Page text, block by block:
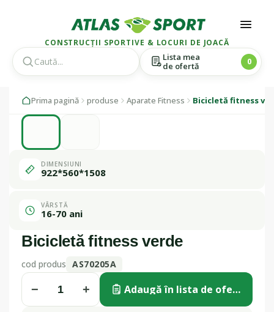
CONSTRUCȚII SPORTIVE & LOCURI DE JOACĂ
Lista mea
de ofertă
0
navigation
content
Prima pagină produse Aparate Fitness Bicicletă fitness
1 / 2
DIMENSIUNI
922*560*1508
VÂRSTĂ
16-70 ani
Bicicletă fitness verde
cod produs AS70205A
− + Adaugă în lista de ofertă